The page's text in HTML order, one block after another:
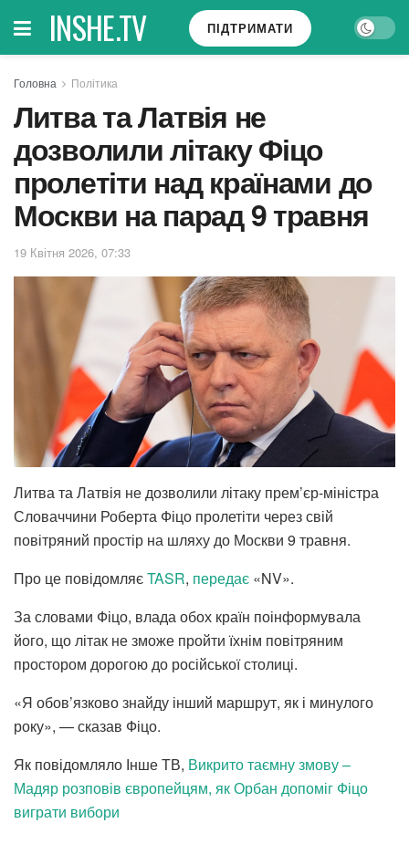
INSHE.TV ПІДТРИМАТИ
Головна Політика
Литва та Латвія не
дозволили літаку Фіцо
пролетіти над країнами до
Москви на парад 9 травня
19 Квітня 2026, 07:33
Литва та Латвія не дозволили літаку прем’єр-міністра
Словаччини Роберта Фіцо пролетіти через свій
повітряний простір на шляху до Москви 9 травня.
Про це повідомляєTASR, передає «NV».
За словами Фіцо, влада обох країн поінформувала
його, що літак не зможе пройти їхнім повітряним
простором дорогою до російської столиці.
«Я обов’язково знайду інший маршрут, як і минулого
року», — сказав Фіцо.
Як повідомляло Інше ТВ, Викрито таємну змову –
Мадяр розповів європейцям, як Орбан допоміг Фіцо
виграти вибори